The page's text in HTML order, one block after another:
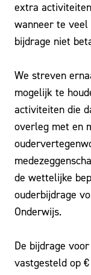
extra
wanneer te
bijdrage niet
We streven
mogelijk te
activiteiten die
overleg met en
de wettelijke
ouderbijdrage
Onderwijs.
De bijdrage
vastgesteld op €